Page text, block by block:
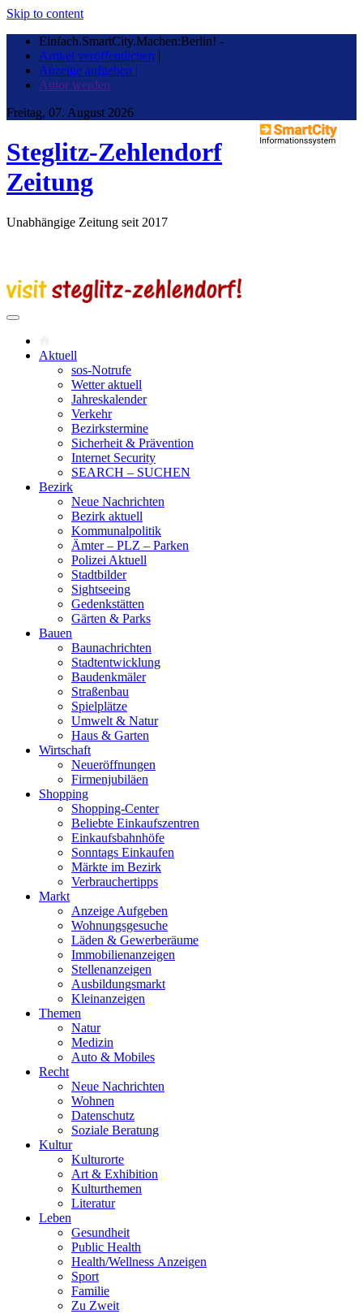
Skip to content
Einfach.SmartCity.Machen:Berlin! -
Artikel veröffentlichen |
Anzeige aufgeben |
Autor werden
Freitag, 07. August 2026
Steglitz-Zehlendorf
Zeitung
Unabhängige Zeitung seit 2017
Aktuell
sos-Notrufe
Wetter aktuell
Jahreskalender
Verkehr
Bezirkstermine
Sicherheit & Prävention
Internet Security
SEARCH – SUCHEN
Bezirk
Neue Nachrichten
Bezirk aktuell
Kommunalpolitik
Ämter – PLZ – Parken
Polizei Aktuell
Stadtbilder
Sightseeing
Gedenkstätten
Gärten & Parks
Bauen
Baunachrichten
Stadtentwicklung
Baudenkmäler
Straßenbau
Spielplätze
Umwelt & Natur
Haus & Garten
Wirtschaft
Neueröffnungen
Firmenjubiläen
Shopping
Shopping-Center
Beliebte Einkaufszentren
Einkaufsbahnhöfe
Sonntags Einkaufen
Märkte im Bezirk
Verbrauchertipps
Markt
Anzeige Aufgeben
Wohnungsgesuche
Läden & Gewerberäume
Immobilienanzeigen
Stellenanzeigen
Ausbildungsmarkt
Kleinanzeigen
Themen
Natur
Medizin
Auto & Mobiles
Recht
Neue Nachrichten
Wohnen
Datenschutz
Soziale Beratung
Kultur
Kulturorte
Art & Exhibition
Kulturthemen
Literatur
Leben
Gesundheit
Public Health
Health/Wellness Anzeigen
Sport
Familie
Zu Zweit